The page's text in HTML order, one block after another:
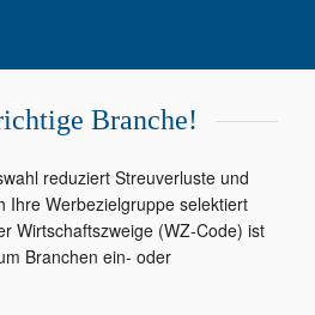
Branche!
reduziert Streuverluste und
Ihre Werbezielgruppe selektiert
Wirtschaftszweige (WZ-Code) ist
Branchen ein- oder